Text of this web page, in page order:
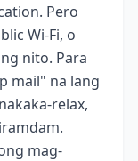
Pero
Wi-Fi, o
nito. Para
mail" na lang
relax,
mag-